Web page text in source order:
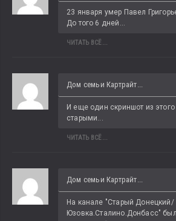
23 января умер Павел
До того 6 дней...
ЧИТАТЬ ВСЁ...
Дом семьи Картрайт...
И еще один скриншот из
старыми...
ЧИТАТЬ ВСЁ...
Дом семьи Картрайт...
На канале "Старый Донецкий/
Юзовка.Сталино.Донбасс"